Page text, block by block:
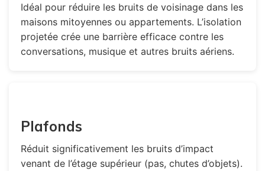
Idéal pour réduire les bruits de voisinage dans les
maisons mitoyennes ou appartements. L’isolation
projetée crée une barrière efficace contre les
conversations, musique et autres bruits aériens.
Plafonds
Réduit significativement les bruits d’impact
venant de l’étage supérieur (pas, chutes d’objets).